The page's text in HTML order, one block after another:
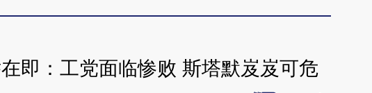
即：工党面临惨败 斯塔默岌岌可危